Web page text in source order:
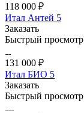
118 000 ₽
Итал Антей 5
Заказать
Быстрый просмотр
131 000 ₽
Итал БИО 5
Заказать
Быстрый просмотр